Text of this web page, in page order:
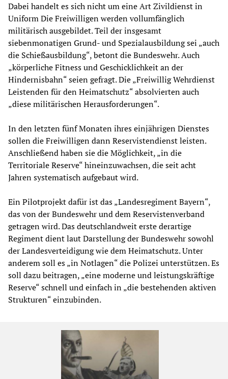
Dabei handelt es sich nicht um eine Art Zivildienst in
Uniform Die Freiwilligen werden vollumfänglich
militärisch ausgebildet. Teil der insgesamt
siebenmonatigen Grund- und Spezialausbildung sei „auch
die Schießausbildung“, betont die Bundeswehr. Auch
„körperliche Fitness und Geschicklichkeit an der
Hindernisbahn“ seien gefragt. Die „Freiwillig Wehrdienst
Leistenden für den Heimatschutz“ absolvierten auch
„diese militärischen Herausforderungen“.
In den letzten fünf Monaten ihres einjährigen Dienstes
sollen die Freiwilligen dann Reservistendienst leisten.
Anschließend haben sie die Möglichkeit, „in die
Territoriale Reserve“ hineinzuwachsen, die seit acht
Jahren systematisch aufgebaut wird.
Ein Pilotprojekt dafür ist das „Landesregiment Bayern“,
das von der Bundeswehr und dem Reservistenverband
getragen wird. Das deutschlandweit erste derartige
Regiment dient laut Darstellung der Bundeswehr sowohl
der Landesverteidigung wie dem Heimatschutz. Unter
anderem soll es „in Notlagen“ die Polizei unterstützen. Es
soll dazu beitragen, „eine moderne und leistungskräftige
Reserve“ schnell und einfach in „die bestehenden aktiven
Strukturen“ einzubinden.